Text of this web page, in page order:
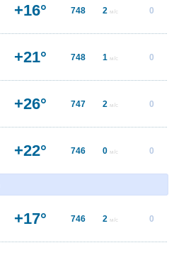
+16° 748 2 м/с 0
+21° 748 1 м/с 0
+26° 747 2 м/с 0
+22° 746 0 м/с 0
+17° 746 2 м/с 0